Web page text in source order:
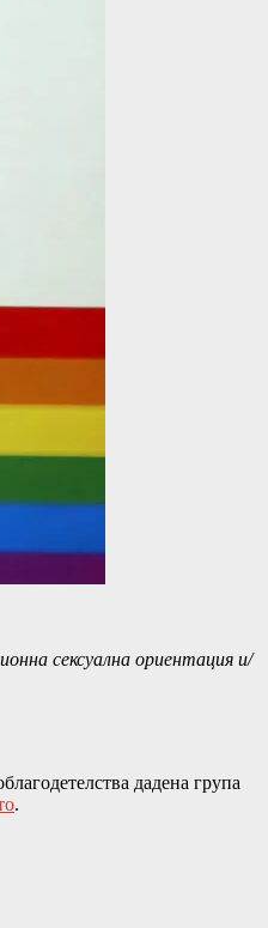
сексуална ориентация и/
дадена група
.